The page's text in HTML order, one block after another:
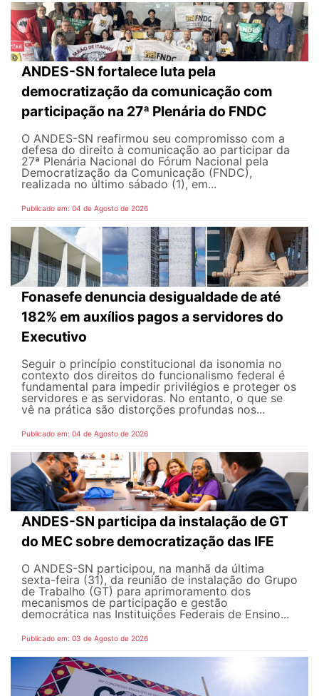
ANDES-SN fortalece luta pela
democratização da comunicação com
participação na 27ª Plenária do FNDC
O ANDES-SN reafirmou seu compromisso com a
defesa do direito à comunicação ao participar da
27ª Plenária Nacional do Fórum Nacional pela
Democratização da Comunicação (FNDC),
realizada no último sábado (1), em...
Publicado em: 04 de Agosto de 2026
Fonasefe denuncia desigualdade de até
182% em auxílios pagos a servidores do
Executivo
Seguir o princípio constitucional da isonomia no
contexto dos direitos do funcionalismo federal é
fundamental para impedir privilégios e proteger os
servidores e as servidoras. No entanto, o que se
vê na prática são distorções profundas nos...
Publicado em: 04 de Agosto de 2026
ANDES-SN participa da instalação de GT
do MEC sobre democratização das IFE
O ANDES-SN participou, na manhã da última
sexta-feira (31), da reunião de instalação do Grupo
de Trabalho (GT) para aprimoramento dos
mecanismos de participação e gestão
democrática nas Instituições Federais de Ensino...
Publicado em: 03 de Agosto de 2026